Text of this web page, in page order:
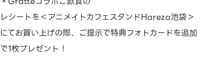
レシートを＜アニメイトカフェスタンドHareza池袋＞
にてお買い上げの際、ご提示で特典フォトカードを追加
で1枚プレゼント！